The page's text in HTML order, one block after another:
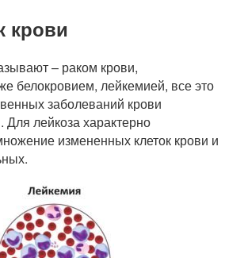
крови
– раком крови,
белокровием, лейкемией, все это
заболеваний крови
Для лейкоза характерно
измененных клеток крови и